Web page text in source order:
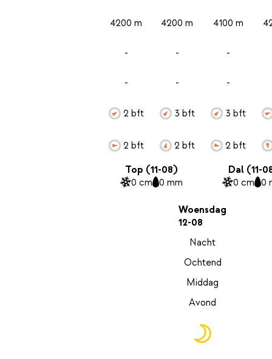
4200 m
-
-
2 bft
2 bft
4200 m
-
-
3 bft
2 bft
4100 m
-
-
3 bft
2 bft
Top (11-08)
0 cm 0 mm
Dal (11-
0 cm 0
Woensdag
12-08
Nacht
Ochtend
Middag
Avond